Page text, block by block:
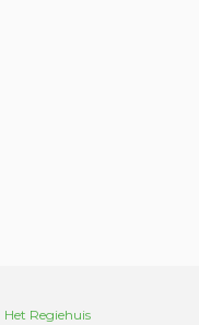
Het Regiehuis